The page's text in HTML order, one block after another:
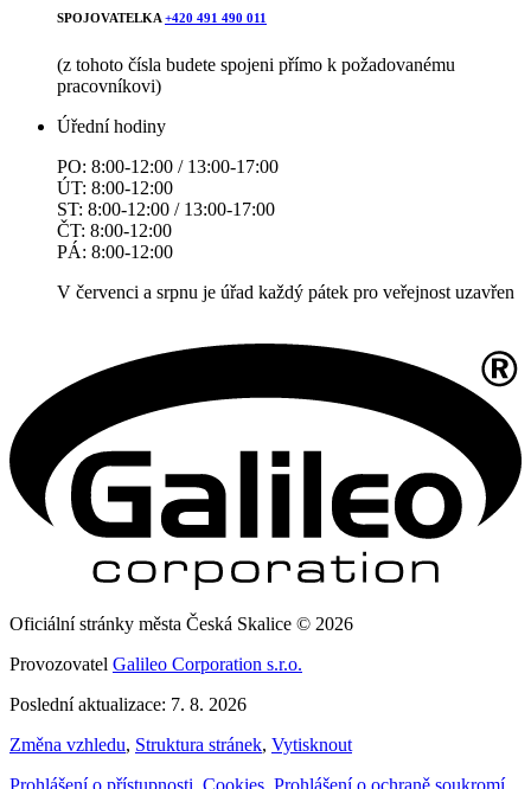
SPOJOVATELKA +420 491 490 011
(z tohoto čísla budete spojeni přímo k požadovanému
pracovníkovi)
Úřední hodiny
PO: 8:00-12:00 / 13:00-17:00
ÚT: 8:00-12:00
ST: 8:00-12:00 / 13:00-17:00
ČT: 8:00-12:00
PÁ: 8:00-12:00
V červenci a srpnu je úřad každý pátek pro veřejnost uzavřen
Oficiální stránky města Česká Skalice © 2026
Provozovatel Galileo Corporation s.r.o.
Poslední aktualizace: 7. 8. 2026
Změna vzhledu, Struktura stránek, Vytisknout
Prohlášení o přístupnosti Cookies Prohlášení o ochraně soukromí